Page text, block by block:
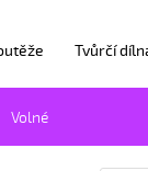
Tvůrčí
Volné